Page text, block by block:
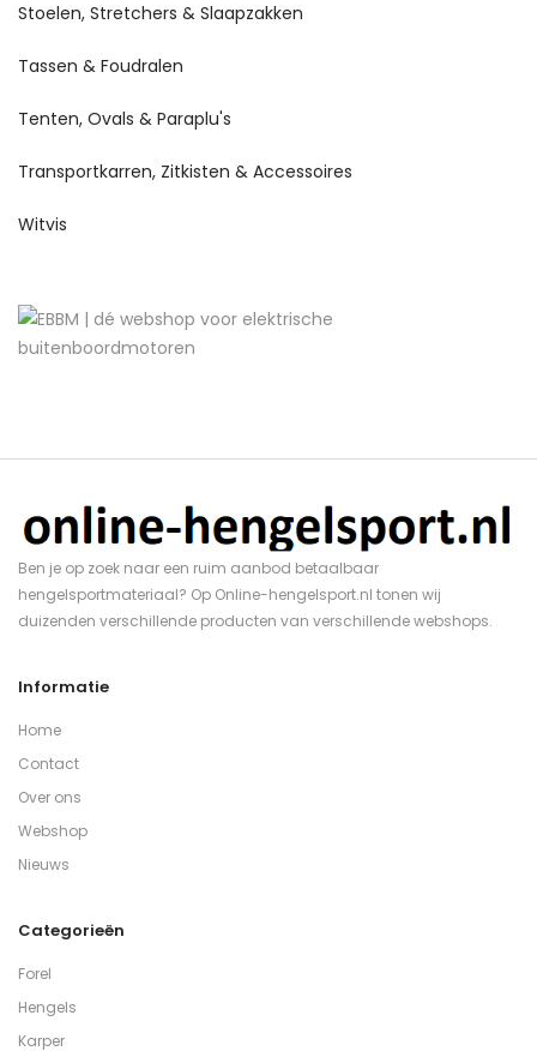
Stoelen, Stretchers & Slaapzakken
Tassen & Foudralen
Tenten, Ovals & Paraplu's
Transportkarren, Zitkisten & Accessoires
Witvis
Ben je op zoek naar een ruim aanbod betaalbaar
hengelsportmateriaal? Op Online-hengelsport.nl tonen wij
duizenden verschillende producten van verschillende webshops.
Informatie
Home
Contact
Over ons
Webshop
Nieuws
Categorieën
Forel
Hengels
Karper